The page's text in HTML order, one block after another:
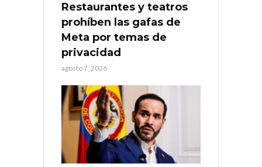
Restaurantes y teatros
prohíben las gafas de
Meta por temas de
privacidad
agosto 7, 2026